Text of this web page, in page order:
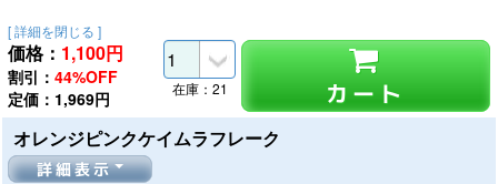
[ 詳細を閉じる ]
価格： 1,100円
割引： 44%OFF
定価：1,969円
カート
在庫：21
オレンジピンクケイムラフレーク
詳細表示